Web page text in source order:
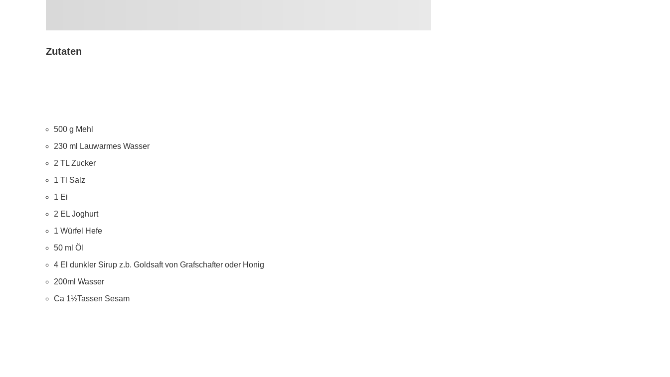
Zutaten
500 g Mehl
230 ml Lauwarmes Wasser
2 TL Zucker
1 Tl Salz
1 Ei
2 EL Joghurt
1 Würfel Hefe
50 ml Öl
4 El dunkler Sirup z.b. Goldsaft von Grafschafter oder Honig
200ml Wasser
Ca 1½Tassen Sesam